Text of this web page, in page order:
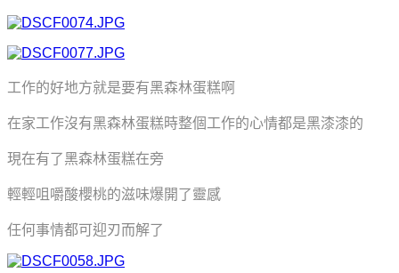
工作的好地方就是要有黑森林蛋糕啊
在家工作沒有黑森林蛋糕時整個工作的心情都是黑漆漆的
現在有了黑森林蛋糕在旁
輕輕咀嚼酸櫻桃的滋味爆開了靈感
任何事情都可迎刃而解了